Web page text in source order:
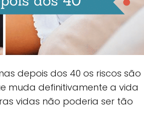
depois dos 40 os riscos são
muda definitivamente a vida
vidas não poderia ser tão